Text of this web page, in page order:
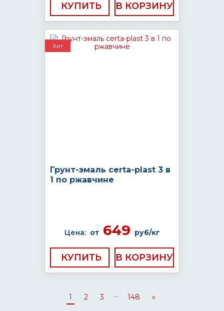
КУПИТЬ
Хит
Грунт-эмаль certa-plast 3 в
1 по ржавчине
Цена: от649 руб/кг
КУПИТЬ
1 2 3 ... 148 »